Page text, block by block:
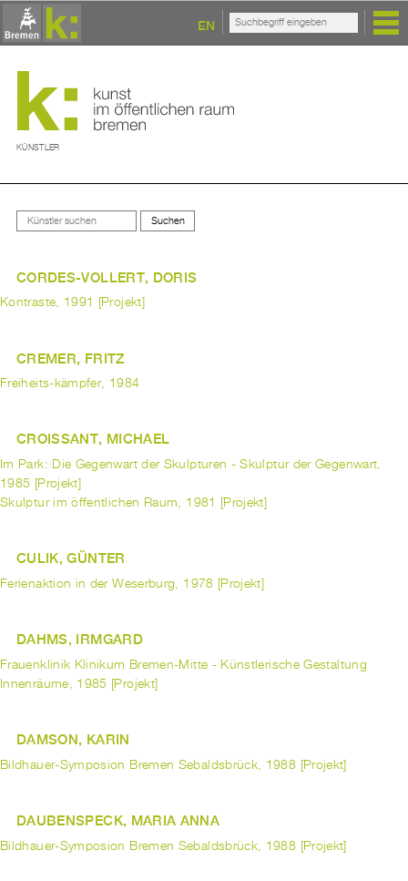
EN
KÜNSTLER
CORDES-VOLLERT, DORIS
Kontraste, 1991 [Projekt]
CREMER, FRITZ
Freiheits-kämpfer, 1984
CROISSANT, MICHAEL
Im Park: Die Gegenwart der Skulpturen - Skulptur der Gegenwart,
1985 [Projekt]
Skulptur im öffentlichen Raum, 1981 [Projekt]
CULIK, GÜNTER
Ferienaktion in der Weserburg, 1978 [Projekt]
DAHMS, IRMGARD
Frauenklinik Klinikum Bremen-Mitte - Künstlerische Gestaltung
Innenräume, 1985 [Projekt]
DAMSON, KARIN
Bildhauer-Symposion Bremen Sebaldsbrück, 1988 [Projekt]
DAUBENSPECK, MARIA ANNA
Bildhauer-Symposion Bremen Sebaldsbrück, 1988 [Projekt]